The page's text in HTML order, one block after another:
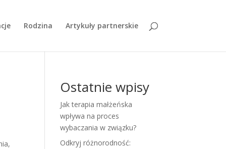
Rodzina Artykuły partnerskie
Ostatnie wpisy
Jak terapia małżeńska
wpływa na proces
wybaczania w związku?
Odkryj różnorodność: